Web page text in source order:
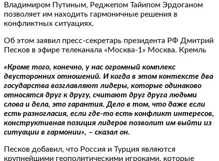
Владимиром Путиным, Реджепом Тайипом Эрдоганом
позволяет им находить гармоничные решения в
конфликтных ситуациях.
Об этом заявил пресс-секретарь президента РФ Дмитрий
Песков в эфире телеканала «Москва-1» Москва. Кремль
«Кроме того, конечно, у нас огромный комплекс
двусторонних отношений. И когда в этом контексте два
государства возглавляют лидеры, которые одинаково
относятся друг к другу, считают друг друга людьми
слова и дела, это гарантия. Дело в том, что даже если
есть разногласия, если где-то есть конфликт интересов,
конструктивная позиция лидеров позволит им выйти из
ситуации в гармонии», – сказал он.
Песков добавил, что Россия и Турция являются
крупнейшими геополитическими игроками, которые